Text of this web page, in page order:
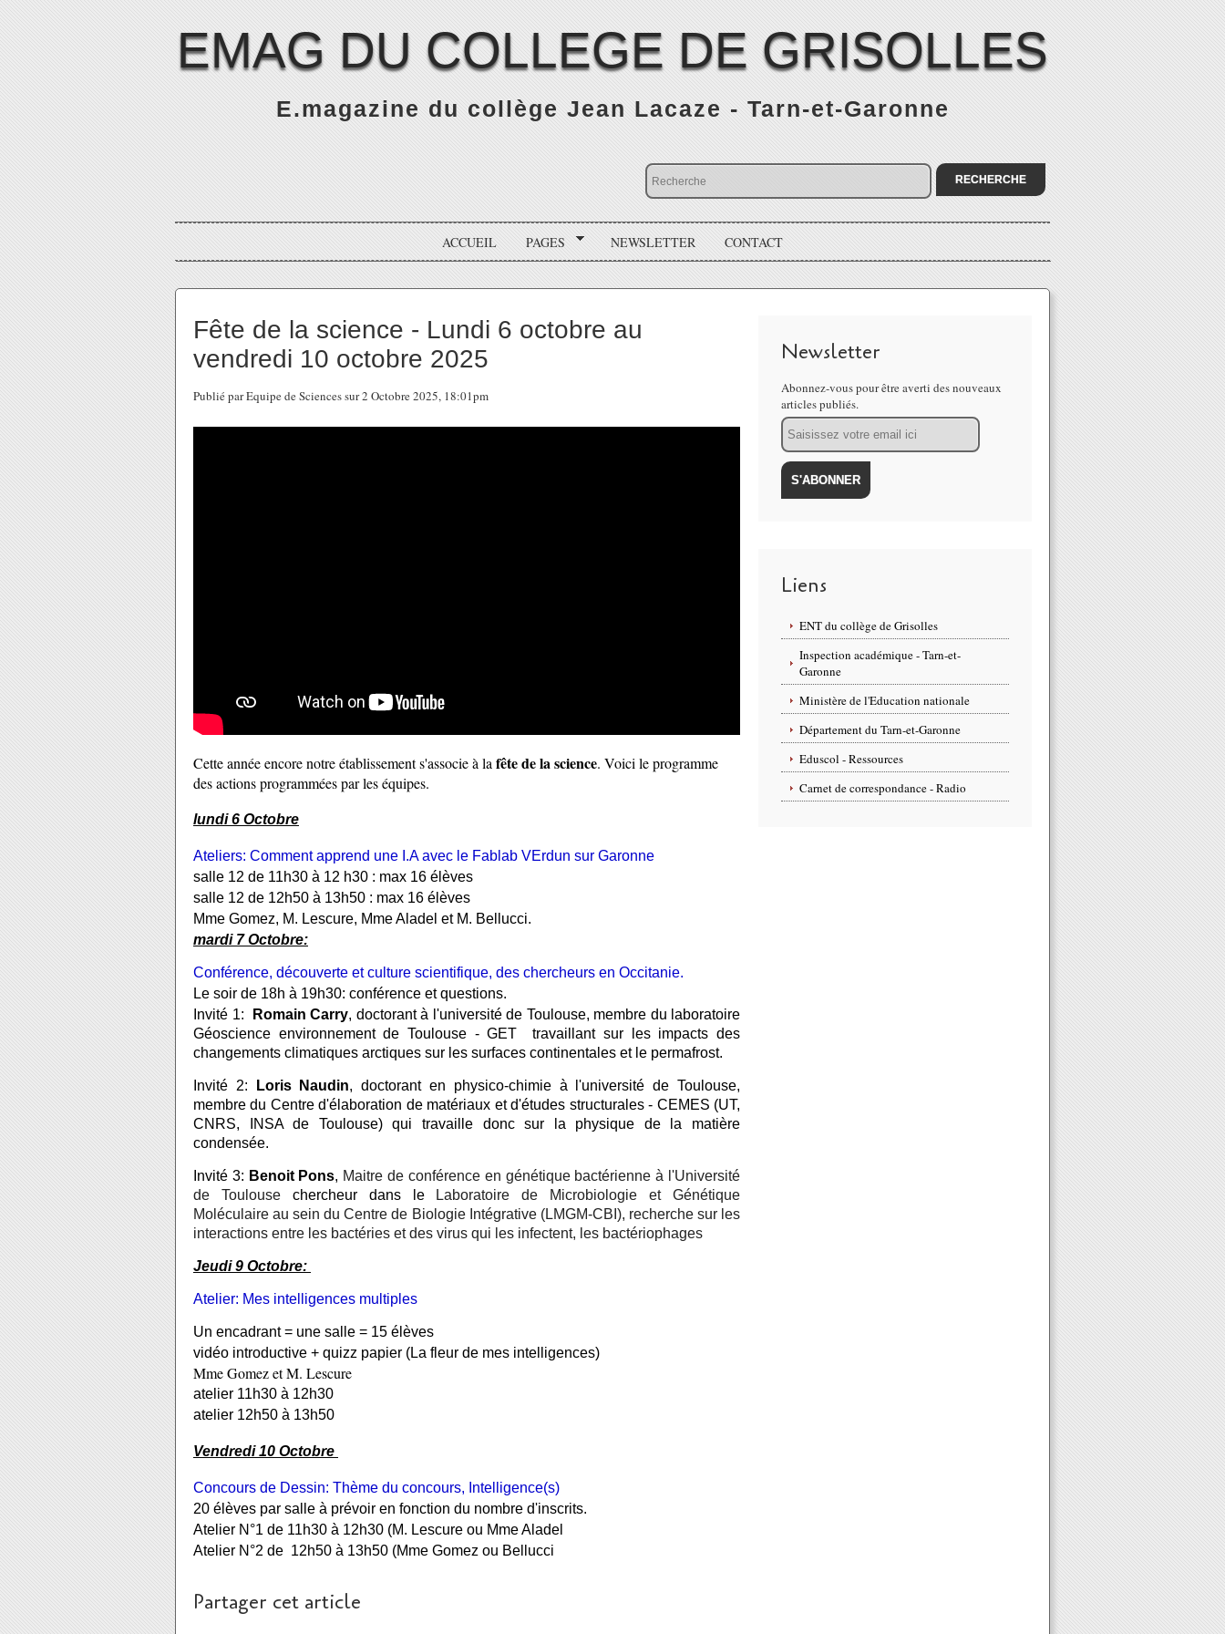
EMAG DU COLLEGE DE GRISOLLES
E.magazine du collège Jean Lacaze - Tarn-et-Garonne
ACCUEIL PAGES NEWSLETTER CONTACT
Fête de la science - Lundi 6 octobre au
vendredi 10 octobre 2025
Publié par Equipe de Sciences sur 2 Octobre 2025, 18:01pm
Cette année encore notre établissement s'associe à la fête de la science. Voici le programme
des actions programmées par les équipes.
lundi 6 Octobre
Ateliers: Comment apprend une I.A avec le Fablab VErdun sur Garonne
salle 12 de 11h30 à 12 h30 : max 16 élèves
salle 12 de 12h50 à 13h50 : max 16 élèves
Mme Gomez, M. Lescure, Mme Aladel et M. Bellucci.
mardi 7 Octobre:
Conférence, découverte et culture scientifique, des chercheurs en Occitanie.
Le soir de 18h à 19h30: conférence et questions.
Invité 1:
Romain Carry, doctorant à l'université de Toulouse, membre du laboratoire
Géoscience environnement de Toulouse - GET  travaillant sur les impacts des
changements climatiques arctiques sur les surfaces continentales et le permafrost.
Invité 2: Loris Naudin, doctorant en physico-chimie à l'université de Toulouse,
membre du Centre d'élaboration de matériaux et d'études structurales - CEMES (UT,
CNRS, INSA de Toulouse) qui travaille donc sur la physique de la matière
condensée.
Invité 3: Benoit Pons, Maitre de conférence en génétique bactérienne à l'Université
de Toulouse chercheur dans le
Laboratoire de Microbiologie et Génétique
Moléculaire au sein du Centre de Biologie Intégrative (LMGM-CBI), recherche sur les
interactions entre les bactéries et des virus qui les infectent, les bactériophages
Jeudi 9 Octobre:
Atelier: Mes intelligences multiples
Un encadrant = une salle = 15 élèves
vidéo introductive + quizz papier (La fleur de mes intelligences)
Mme Gomez et M. Lescure
atelier 11h30 à 12h30
atelier 12h50 à 13h50
Vendredi 10 Octobre
Concours de Dessin: Thème du concours, Intelligence(s)
20 élèves par salle à prévoir en fonction du nombre d'inscrits.
Atelier N°1 de 11h30 à 12h30 (M. Lescure ou Mme Aladel
Atelier N°2 de  12h50 à 13h50 (Mme Gomez ou Bellucci
Partager cet article
Newsletter
Abonnez-vous pour être averti des nouveaux
articles publiés.
Email
Liens
ENT du collège de Grisolles
Inspection académique - Tarn-et-
Garonne
Ministère de l'Education nationale
Département du Tarn-et-Garonne
Eduscol - Ressources
Carnet de correspondance - Radio